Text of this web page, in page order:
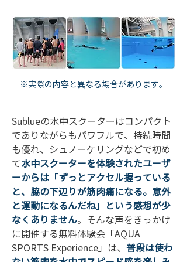
※実際の内容と異なる場合があります。
Sublueの水中スクーターはコンパクト
でありながらもパワフルで、持続時間
も優れ、シュノーケリングなどで初め
て水中スクーターを体験されたユーザ
ーからは「ずっとアクセル握っている
と、脇の下辺りが筋肉痛になる。意外
と運動になるんだね」という感想が少
なくありません。そんな声をきっかけ
に開催する無料体験会「AQUA
SPORTS Experience」は、 普段は使わ